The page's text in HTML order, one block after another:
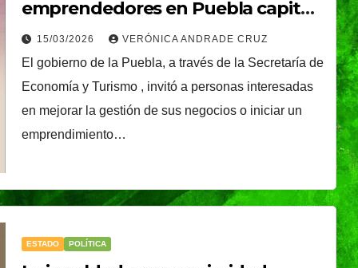
emprendedores en Puebla capital
el 19 de marzo
15/03/2026 VERÓNICA ANDRADE CRUZ
El gobierno de la Puebla, a través de la Secretaría de
Economía y Turismo , invitó a personas interesadas
en mejorar la gestión de sus negocios o iniciar un
emprendimiento…
ESTADO POLÍTICA
NACIONAL
Presidenta Claudia
Sheinbaum
la Jornada Nacional
2026; se realizará el
próximo domingo 9